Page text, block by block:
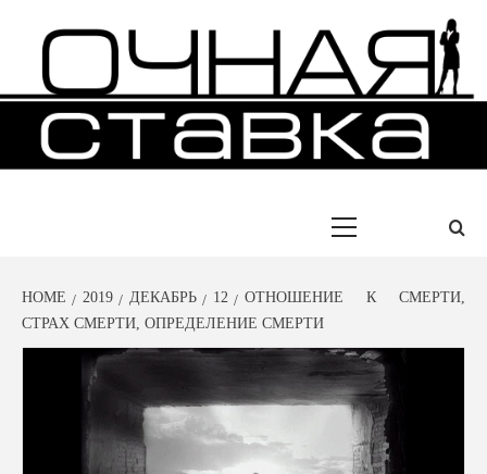
ОЧНАЯ
СТАВКА
ИСТОРИИ УСПЕХА ЛЮДЕЙ
HOME 2019 ДЕКАБРЬ 12
ОТНОШЕНИЕ К СМЕРТИ,
СТРАХ СМЕРТИ, ОПРЕДЕЛЕНИЕ СМЕРТИ